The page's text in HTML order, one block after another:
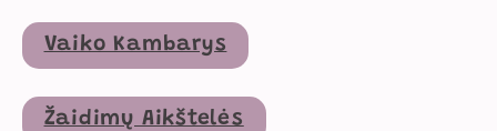
Vaiko Kambarys
Žaidimų Aikštelės